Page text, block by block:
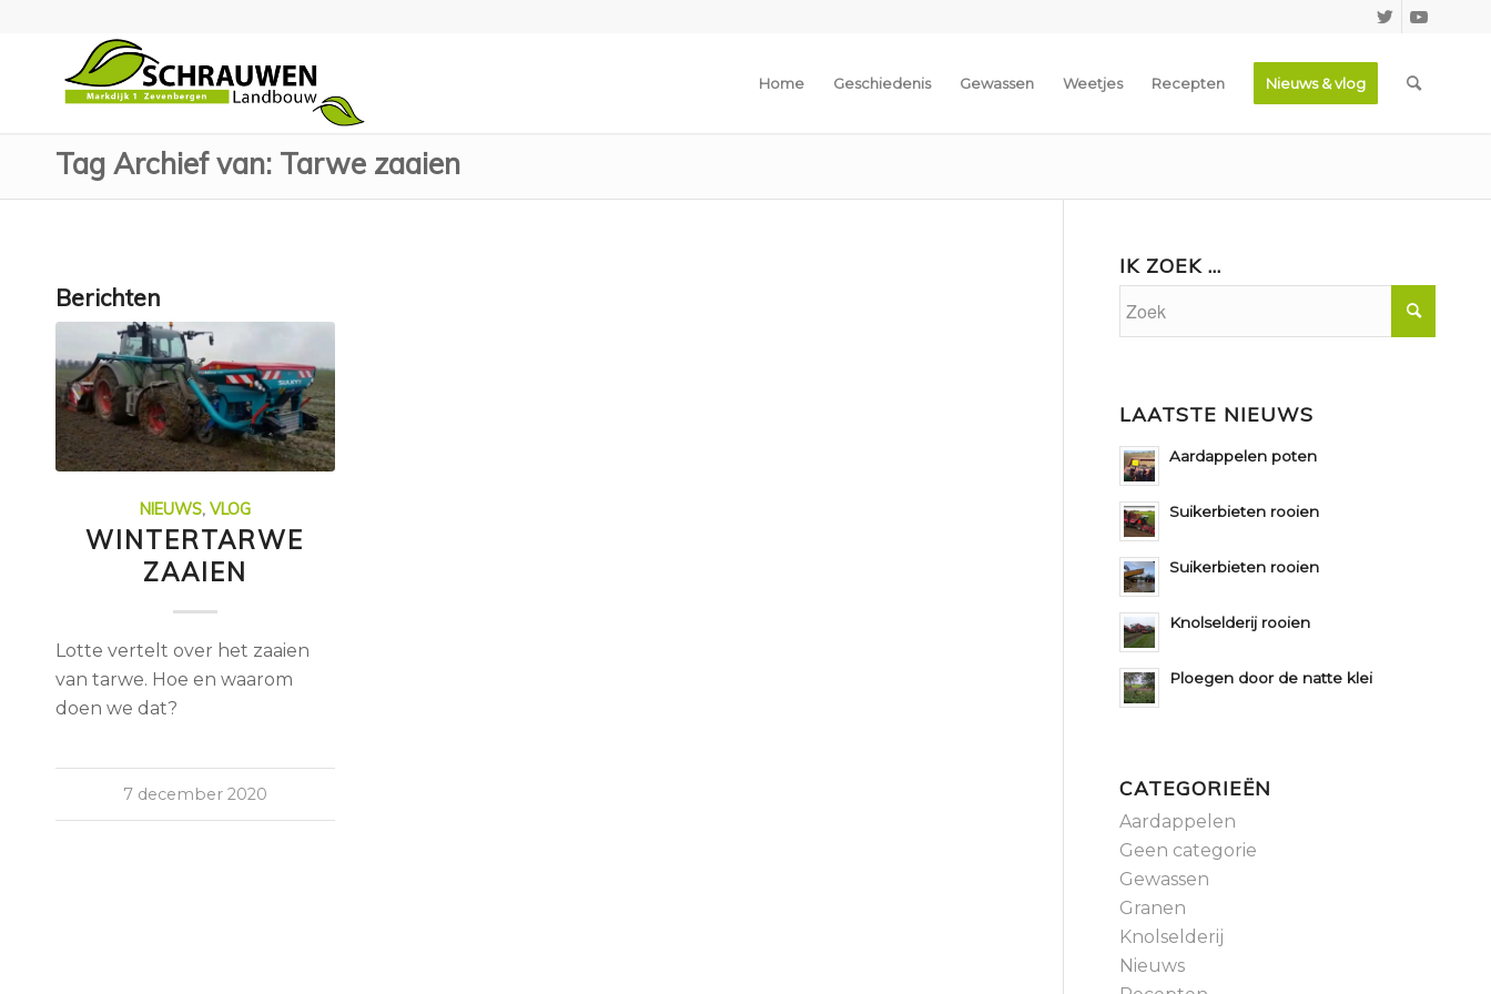
Home Geschiedenis Gewassen Weetjes Recepten Nieuws & vlog
Tag Archief van: Tarwe zaaien
Berichten
NIEUWS, VLOG
WINTERTARWE
ZAAIEN
Lotte vertelt over het zaaien
van tarwe. Hoe en waarom
doen we dat?
7 december 2020
IK ZOEK …
LAATSTE NIEUWS
Aardappelen poten
Suikerbieten rooien
Suikerbieten rooien
Knolselderij rooien
Ploegen door de natte klei
CATEGORIEËN
Aardappelen
Geen categorie
Gewassen
Granen
Knolselderij
Nieuws